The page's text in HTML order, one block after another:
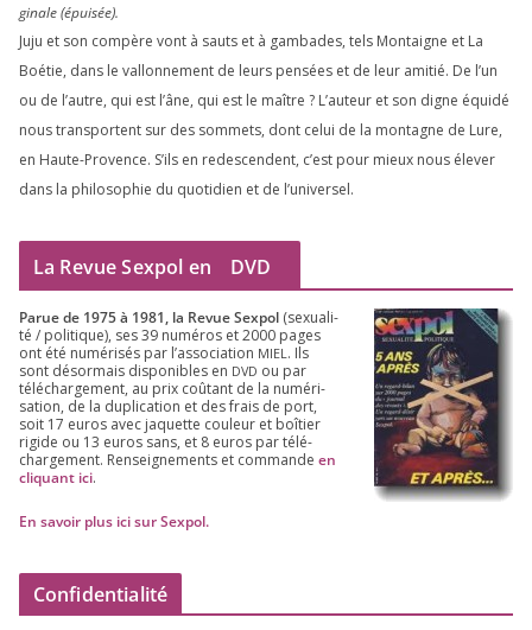
gi­nale (épui­sée).
Juju et son com­père vont à sauts et à gam­bades, tels Montaigne et La
Boétie, dans le val­lon­ne­ment de leurs pen­sées et de leur ami­tié. De l’un
ou de l’autre, qui est l’âne, qui est le maître ? L’auteur et son digne équi­dé
nous trans­portent sur des som­mets, dont celui de la mon­tagne de Lure,
en Haute-Provence. S’ils en redes­cendent, c’est pour mieux nous éle­ver
dans la phi­lo­so­phie du quo­ti­dien et de l’universel.
La Revue Sexpol en DVD
Parue de 1975à 1981, la Revue Sex­pol (sexua­li­
té /​ poli­tique), ses39 numé­ros et2000 pages
ont été numé­ri­sés par l’as­so­cia­tion MIEL . Ils
sont désor­mais dis­po­nibles en DVD ou par
télé­char­ge­ment, au prix coû­tant de la numé­ri­
sa­tion, de la dupli­ca­tion et des frais de port,
soit 17 euros avec jaquette cou­leur et boî­tier
rigide ou 13 euros sans, et 8 euros par télé­
char­ge­ment. Ren­sei­gne­ments et com­mande en
cli­quant ici.
En savoir plus ici sur Sexpol.
Confidentialité